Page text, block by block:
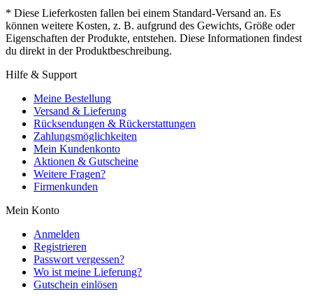
* Diese Lieferkosten fallen bei einem Standard-Versand an. Es
können weitere Kosten, z. B. aufgrund des Gewichts, Größe oder
Eigenschaften der Produkte, entstehen. Diese Informationen findest
du direkt in der Produktbeschreibung.
Hilfe & Support
Meine Bestellung
Versand & Lieferung
Rücksendungen & Rückerstattungen
Zahlungsmöglichkeiten
Mein Kundenkonto
Aktionen & Gutscheine
Weitere Fragen?
Firmenkunden
Mein Konto
Anmelden
Registrieren
Passwort vergessen?
Wo ist meine Lieferung?
Gutschein einlösen